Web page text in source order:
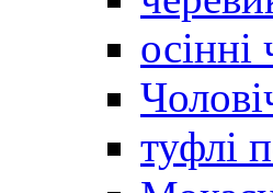
осінні
туфлі